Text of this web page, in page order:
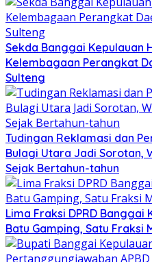
Sekda Banggai Kepulauan
Kelembagaan Perangkat
Sulteng
Tudingan Reklamasi dan
Bulagi Utara Jadi Sorotan,
Sejak Bertahun-tahun
Lima Fraksi DPRD Banggai
Batu Gamping, Satu Fraksi